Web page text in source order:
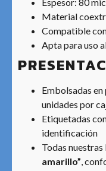
Espesor: 80
Material
Compatible
Apta para uso
Embolsadas
unidades por
Etiquetadas
identificación
Todas
amarillo”,